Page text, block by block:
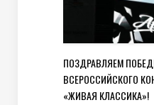
ПОЗДРАВЛЯЕМ
ВСЕРОССИЙСКОГО
«ЖИВАЯ КЛАССИКА»!